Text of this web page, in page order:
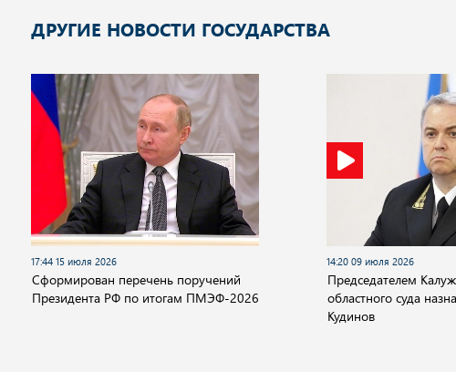
ДРУГИЕ НОВОСТИ ГОСУДАРСТВА
17:44 15 июля 2026
Сформирован перечень поручений
Президента РФ по итогам ПМЭФ-2026
14:20 09 июля 2026
Председателем
областного суда
Кудинов